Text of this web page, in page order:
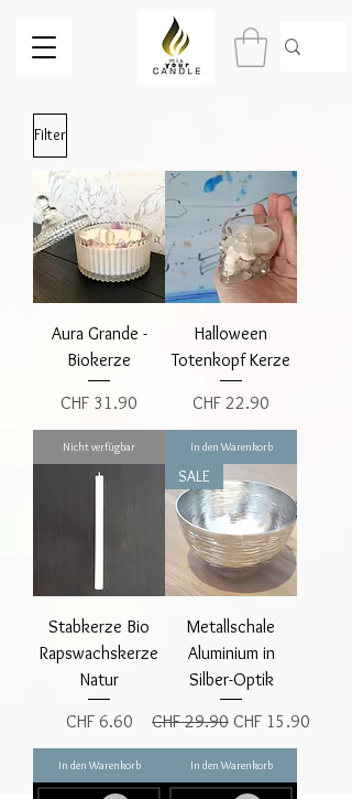
Filter
Aura Grande -
Biokerze
Preis
CHF 31.90
Nicht verfügbar
Halloween
Totenkopf Kerze
Preis
CHF 22.90
In den Warenkorb
Stabkerze Bio
Rapswachskerze
Natur
Preis
CHF 6.60
In den Warenkorb
SALE
Metallschale
Aluminium in
Silber-Optik
Standardpreis
CHF 29.90 Sale-Preis
CHF 15.90
In den Warenkorb